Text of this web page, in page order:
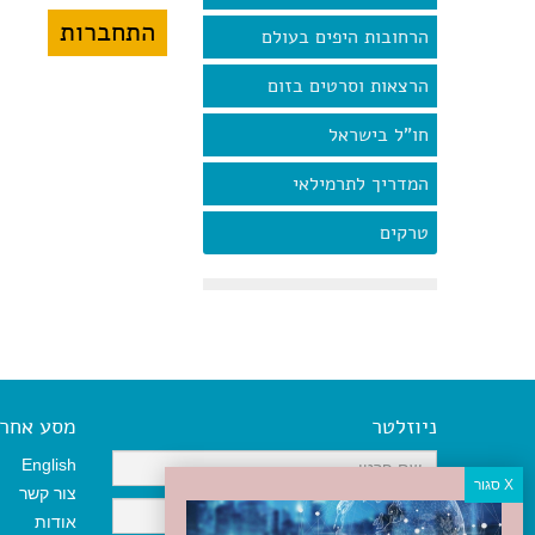
הרחובות היפים בעולם
הרצאות וסרטים בזום
חו"ל בישראל
המדריך לתרמילאי
טרקים
ניוזלטר מסע אחר
English
צור קשר
אודות